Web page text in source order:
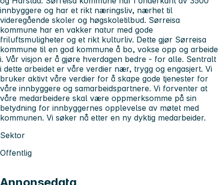
innbyggere og har et rikt næringsliv, nærhet til
videregående skoler og høgskoletilbud. Sørreisa
kommune har en vakker natur med gode
friluftsmuligheter og et rikt kulturliv. Dette gjør Sørreisa
kommune til en god kommune å bo, vokse opp og arbeide
i. Vår visjon er å gjøre hverdagen bedre - for alle. Sentralt
i dette arbeidet er våre verdier nær, trygg og engasjert. Vi
bruker aktivt våre verdier for å skape gode tjenester for
våre innbyggere og samarbeidspartnere. Vi forventer at
våre medarbeidere skal være oppmerksomme på sin
betydning for innbyggernes opplevelse av møtet med
kommunen. Vi søker nå etter en ny dyktig medarbeider.
Sektor
Offentlig
Annonsedata